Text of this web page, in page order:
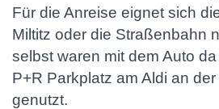
Für die Anreise eignet sich
Miltitz oder die Straßenbahn
selbst waren mit dem Auto
P+R Parkplatz am Aldi an der
genutzt.